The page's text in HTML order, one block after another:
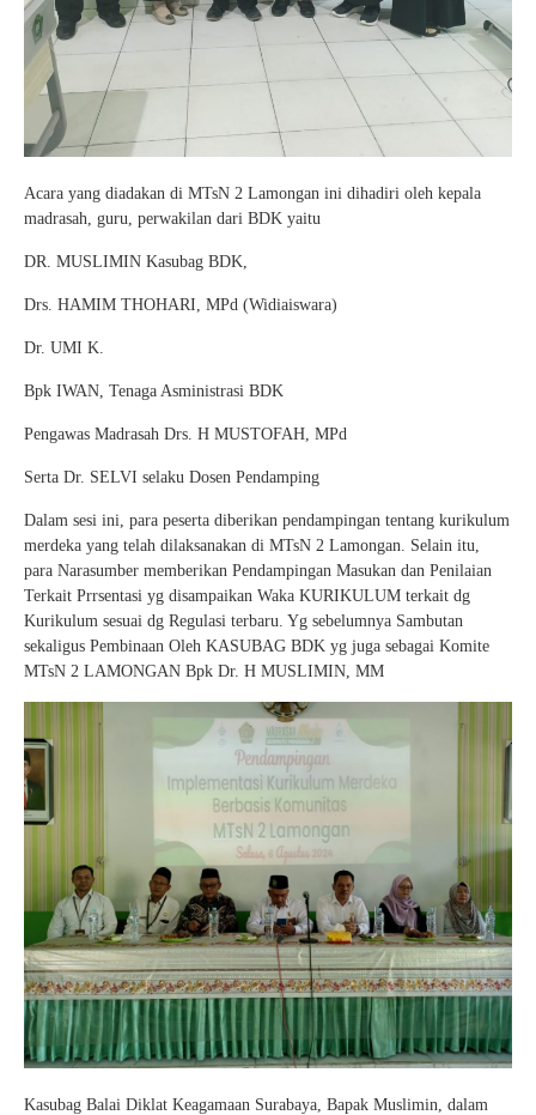
Acara yang diadakan di MTsN 2 Lamongan ini dihadiri oleh kepala
madrasah, guru, perwakilan dari BDK yaitu
DR. MUSLIMIN Kasubag BDK,
Drs. HAMIM THOHARI, MPd (Widiaiswara)
Dr. UMI K.
Bpk IWAN, Tenaga Asministrasi BDK
Pengawas Madrasah Drs. H MUSTOFAH, MPd
Serta Dr. SELVI selaku Dosen Pendamping
Dalam sesi ini, para peserta diberikan pendampingan tentang kurikulum
merdeka yang telah dilaksanakan di MTsN 2 Lamongan. Selain itu,
para Narasumber memberikan Pendampingan Masukan dan Penilaian
Terkait Prrsentasi yg disampaikan Waka KURIKULUM terkait dg
Kurikulum sesuai dg Regulasi terbaru. Yg sebelumnya Sambutan
sekaligus Pembinaan Oleh KASUBAG BDK yg juga sebagai Komite
MTsN 2 LAMONGAN Bpk Dr. H MUSLIMIN, MM
Kasubag Balai Diklat Keagamaan Surabaya, Bapak Muslimin, dalam